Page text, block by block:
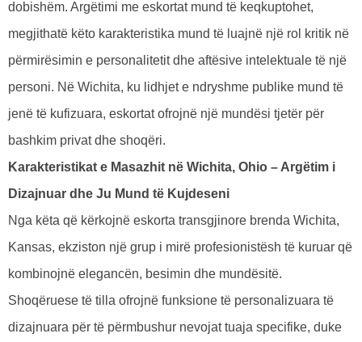
dobishëm. Argëtimi me eskortat mund të keqkuptohet,
megjithatë këto karakteristika mund të luajnë një rol kritik në
përmirësimin e personalitetit dhe aftësive intelektuale të një
personi. Në Wichita, ku lidhjet e ndryshme publike mund të
jenë të kufizuara, eskortat ofrojnë një mundësi tjetër për
bashkim privat dhe shoqëri.
Karakteristikat e Masazhit në Wichita, Ohio – Argëtim i
Dizajnuar dhe Ju Mund të Kujdeseni
Nga këta që kërkojnë eskorta transgjinore brenda Wichita,
Kansas, ekziston një grup i mirë profesionistësh të kuruar që
kombinojnë elegancën, besimin dhe mundësitë.
Shoqëruese të tilla ofrojnë funksione të personalizuara të
dizajnuara për të përmbushur nevojat tuaja specifike, duke